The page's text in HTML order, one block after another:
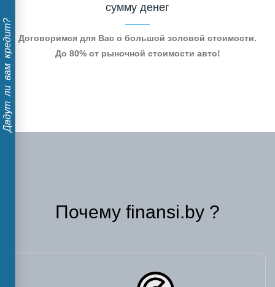
Дадут ли вам кредит?
сумму денег
Договоримся для Вас о большой золовой стоимости.
До 80% от рыночной стоимости авто!
Почему finansi.by ?